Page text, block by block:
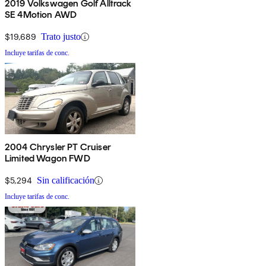
2019 Volkswagen Golf Alltrack
SE 4Motion AWD
$19,689 Trato justo
Incluye tarifas de conc.
2004 Chrysler PT Cruiser
Limited Wagon FWD
$5,294 Sin calificación
Incluye tarifas de conc.